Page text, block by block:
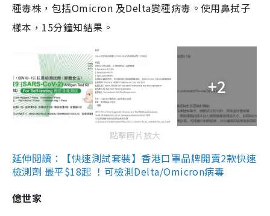
種毒株，包括Omicron 及Delta變種病毒。使用鼻拭子
樣本，15分鐘知結果。
+2
點擊圖片放大
延伸閱讀：【快速測試套裝】香港口罩品牌開賣2款快速
檢測劑 最平$18起 ！可檢測Delta/Omicron病毒
億世家